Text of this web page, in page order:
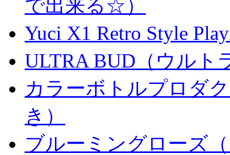
で出来る☆）
Yuci X1 Retro Style
ULTRA BUD（ウルト
カラーボトルプロダ
き）
ブルーミングローズ